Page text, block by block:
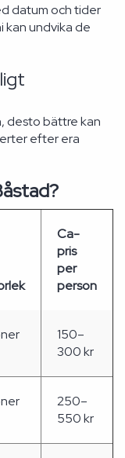
datum och tider
kan undvika de
desto bättre kan
efter era
Ca-
pris
per
person
150–
300 kr
250–
550 kr